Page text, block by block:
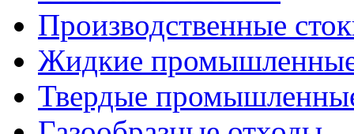
Производственные
Жидкие
Твердые